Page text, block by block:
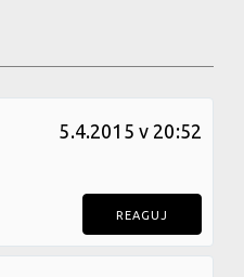
5.4.2015 v 20:52
REAGUJ